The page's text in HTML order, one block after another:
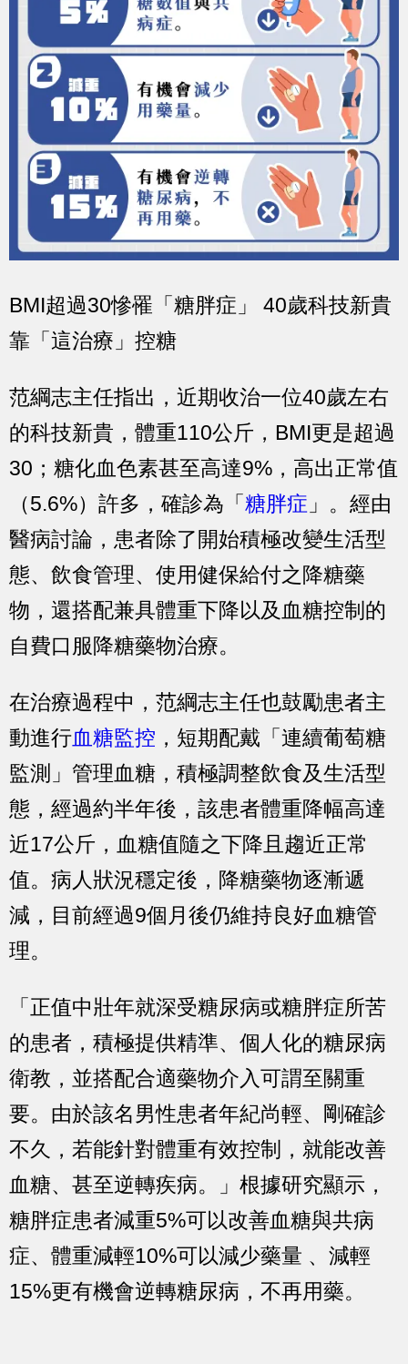
BMI超過30慘罹「糖胖症」 40歲科技新貴
靠「這治療」控糖
范綱志主任指出，近期收治一位40歲左右
的科技新貴，體重110公斤，BMI更是超過
30；糖化血色素甚至高達9%，高出正常值
（5.6%）許多，確診為「 糖胖症 」。經由
醫病討論，患者除了開始積極改變生活型
態、飲食管理、使用健保給付之降糖藥
物，還搭配兼具體重下降以及血糖控制的
自費口服降糖藥物治療。
在治療過程中，范綱志主任也鼓勵患者主
動進行血糖監控 ，短期配戴「連續葡萄糖
監測」管理血糖，積極調整飲食及生活型
態，經過約半年後，該患者體重降幅高達
近17公斤，血糖值隨之下降且趨近正常
值。病人狀況穩定後，降糖藥物逐漸遞
減，目前經過9個月後仍維持良好血糖管
理。
「正值中壯年就深受糖尿病或糖胖症所苦
的患者，積極提供精準、個人化的糖尿病
衛教，並搭配合適藥物介入可謂至關重
要。由於該名男性患者年紀尚輕、剛確診
不久，若能針對體重有效控制，就能改善
血糖、甚至逆轉疾病。」根據研究顯示，
糖胖症患者減重5%可以改善血糖與共病
症、體重減輕10%可以減少藥量 、減輕
15%更有機會逆轉糖尿病，不再用藥。